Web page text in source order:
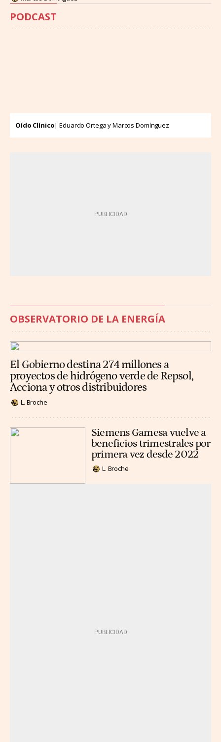
PODCAST
Oído Clínico| Eduardo Ortega y Marcos Domínguez
OBSERVATORIO DE LA ENERGÍA
El Gobierno destina 274 millones a
proyectos de hidrógeno verde de Repsol,
Acciona y otros distribuidores
L. Broche
Siemens Gamesa vuelve a
beneficios trimestrales por
primera vez desde 2022
L. Broche